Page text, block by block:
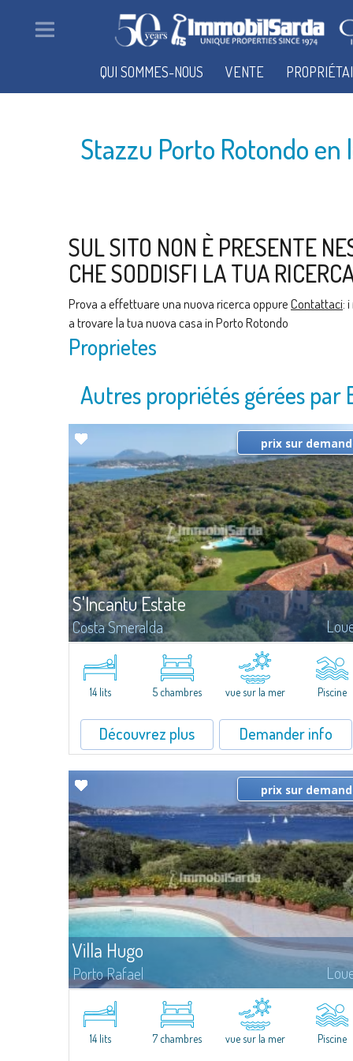
Stazzu Porto Rotondo
SUL SITO NON È PRESENTE
CHE SODDISFI LA TUA
Prova a effettuare una nuova ricerca oppureContattaci:
a trovare la tua nuova casa in Porto Rotondo
Proprietes
Autres propriétés gérées par
S'Incantu Estate
Costa Smeralda
Superbe villa au style typique de la Gallura, caractérisant toutes les
plus belles demeures de la Costa Smeralda.Sur les vertes collines
de San Pantaleo, position exceptionnelle et discrète, Villa Aglentina
jouit d'une...
prix sur
14 lits 5 chambres vue sur la mer Piscine
Découvrez plus Demander info
Villa Hugo
Porto Rafael
Dans la pittoresque Porto Rafael, se dresse cette splendide
propriété à l'extraordinaire vue mer. Au cœur d'un merveilleux
jardin de 5000 m² , Villa Hugo se...
prix sur
14 lits 7 chambres vue sur la mer Piscine
QUI SOMMES-NOUS VENTE